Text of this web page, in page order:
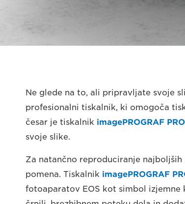
Ne glede na to, ali pripravljate svoje
profesionalni tiskalnik, ki omogoča
česar je tiskalnik imagePROGRAF
svoje slike.
Za natančno reproduciranje
pomena. Tiskalnik imagePROGRAF
fotoaparatov EOS kot simbol izjemne